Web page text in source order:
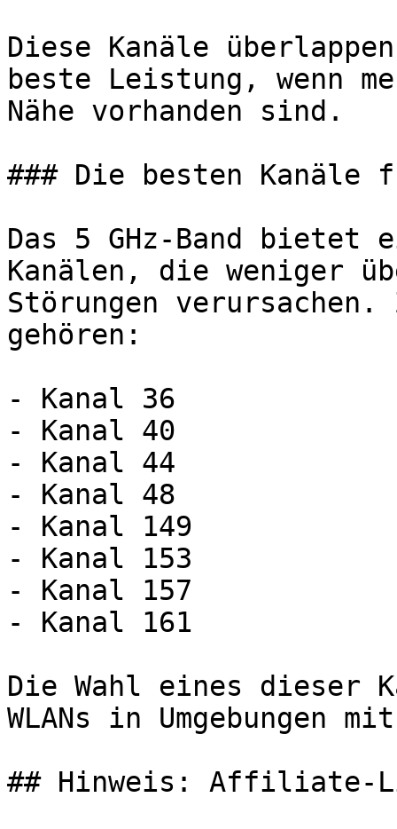
Diese Kanäle
beste Leistung, wenn
Nähe vorhanden sind.
### Die besten Kanäle
Das 5 GHz-Band bietet
Kanälen, die weniger
Störungen verursachen.
gehören:
- Kanal 36
- Kanal 40
- Kanal 44
- Kanal 48
- Kanal 149
- Kanal 153
- Kanal 157
- Kanal 161
Die Wahl eines dieser
WLANs in Umgebungen
## Hinweis: Affiliate-